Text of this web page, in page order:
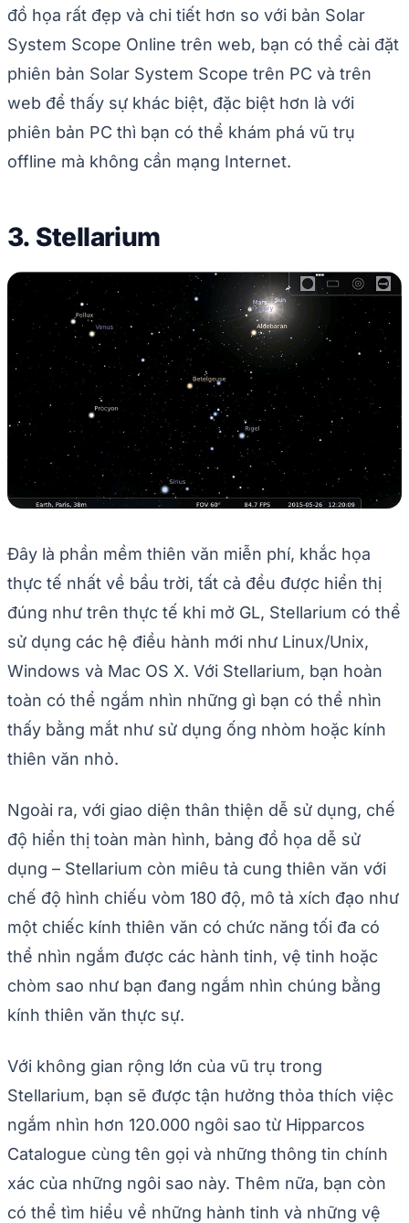
đồ họa rất đẹp và chi tiết hơn so với bản Solar
System Scope Online trên web, bạn có thể cài đặt
phiên bản Solar System Scope trên PC và trên
web để thấy sự khác biệt, đặc biệt hơn là với
phiên bản PC thì bạn có thể khám phá vũ trụ
offline mà không cần mạng Internet.
3. Stellarium
Đây là phần mềm thiên văn miễn phí, khắc họa
thực tế nhất về bầu trời, tất cả đều được hiển thị
đúng như trên thực tế khi mở GL, Stellarium có thể
sử dụng các hệ điều hành mới như Linux/Unix,
Windows và Mac OS X. Với Stellarium, bạn hoàn
toàn có thể ngắm nhìn những gì bạn có thể nhìn
thấy bằng mắt như sử dụng ống nhòm hoặc kính
thiên văn nhỏ.
Ngoài ra, với giao diện thân thiện dễ sử dụng, chế
độ hiển thị toàn màn hình, bảng đồ họa dễ sử
dụng – Stellarium còn miêu tả cung thiên văn với
chế độ hình chiếu vòm 180 độ, mô tả xích đạo như
một chiếc kính thiên văn có chức năng tối đa có
thể nhìn ngắm được các hành tinh, vệ tinh hoặc
chòm sao như bạn đang ngắm nhìn chúng bằng
kính thiên văn thực sự.
Với không gian rộng lớn của vũ trụ trong
Stellarium, bạn sẽ được tận hưởng thỏa thích việc
ngắm nhìn hơn 120.000 ngôi sao từ Hipparcos
Catalogue cùng tên gọi và những thông tin chính
xác của những ngôi sao này. Thêm nữa, bạn còn
có thể tìm hiểu về những hành tinh và những vệ